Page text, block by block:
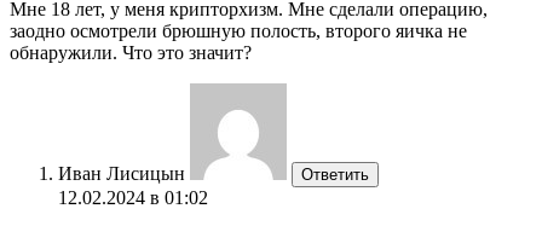
Мне 18 лет, у меня крипторхизм. Мне сделали операцию,
заодно осмотрели брюшную полость, второго яичка не
обнаружили. Что это значит?
Иван Лисицын Ответить
12.02.2024 в 01:02